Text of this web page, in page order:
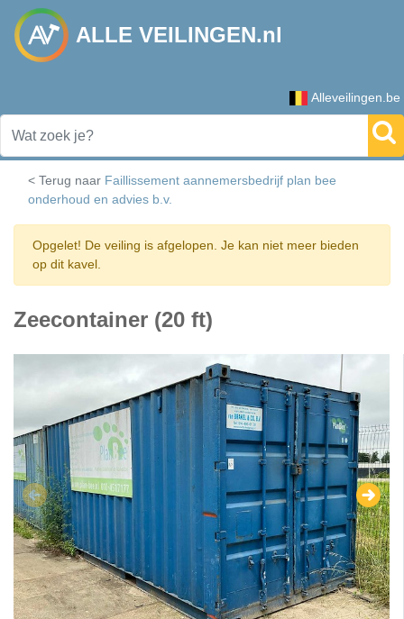
ALLE VEILINGEN.nl
Alleveilingen.be
< Terug naar Faillissement aannemersbedrijf plan bee
onderhoud en advies b.v.
Opgelet! De veiling is afgelopen. Je kan niet meer bieden
op dit kavel.
Zeecontainer (20 ft)